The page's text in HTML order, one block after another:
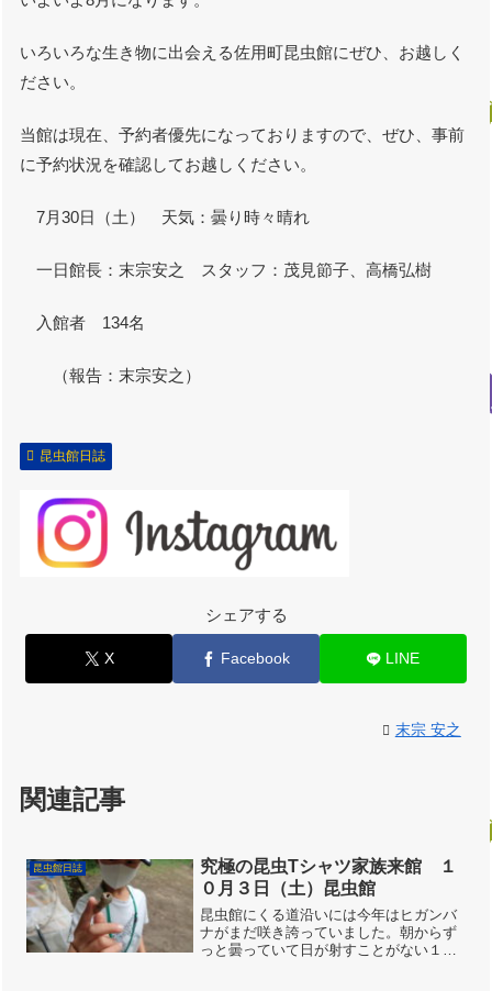
いろいろな生き物に出会える佐用町昆虫館にぜひ、お越しく
ださい。
当館は現在、予約者優先になっておりますので、ぜひ、事前
に予約状況を確認してお越しください。
7月30日（土） 天気：曇り時々晴れ
一日館長：末宗安之 スタッフ：茂見節子、高橋弘樹
入館者 134名
（報告：末宗安之）
昆虫館日誌
シェアする
X Facebook LINE
末宗 安之
関連記事
昆虫館日誌
究極の昆虫Tシャツ家族来館 １
０月３日（土）昆虫館
昆虫館にくる道沿いには今年はヒガンバ
ナがまだ咲き誇っていました。朝からず
っと曇っていて日が射すことがない１日